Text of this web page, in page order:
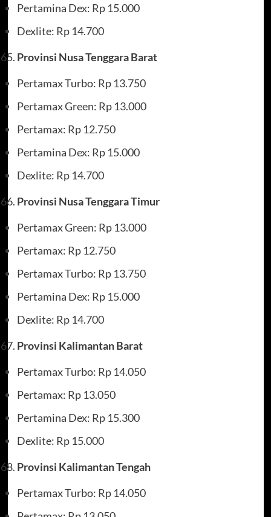
Pertamina Dex: Rp 15.000
Dexlite: Rp 14.700
Provinsi Nusa Tenggara Barat
Pertamax Turbo: Rp 13.750
Pertamax Green: Rp 13.000
Pertamax: Rp 12.750
Pertamina Dex: Rp 15.000
Dexlite: Rp 14.700
Provinsi Nusa Tenggara Timur
Pertamax Green: Rp 13.000
Pertamax: Rp 12.750
Pertamax Turbo: Rp 13.750
Pertamina Dex: Rp 15.000
Dexlite: Rp 14.700
Provinsi Kalimantan Barat
Pertamax Turbo: Rp 14.050
Pertamax: Rp 13.050
Pertamina Dex: Rp 15.300
Dexlite: Rp 15.000
Provinsi Kalimantan Tengah
Pertamax Turbo: Rp 14.050